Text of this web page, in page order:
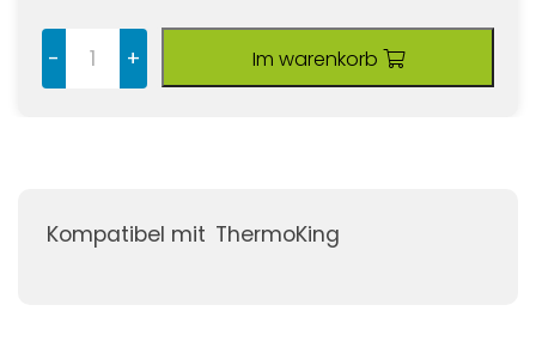
- + Im warenkorb
Kompatibel mit ThermoKing